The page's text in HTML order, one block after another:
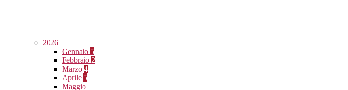
2026
Gennaio 5
Febbraio 2
Marzo 4
Aprile 5
Maggio